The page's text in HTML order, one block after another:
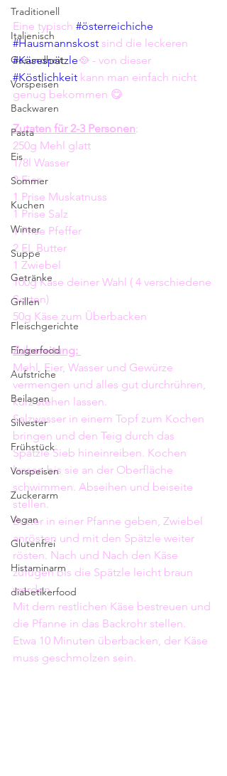
Traditionell
Italienisch
Gesundheit
Vorspeisen
Backwaren
Pasta
Eis
Sommer
Kuchen
Winter
Suppe
Getränke
Grillen
Fleischgerichte
Fingerfood
Aufstriche
Beilagen
Silvester
Frühstück
Vorspeisen
Zuckerarm
Vegan
Glutenfrei
Histaminarm
diabetikerfood
Eine typisch #österreichiche
#Hausmannskost sind die leckeren
#Käsespätzle🥘 - von dieser
#Köstlichkeit kann man einfach nicht
genug bekommen 😋
Zutaten für 2-3 Personen:
250g Mehl glatt
1/8l Wasser
3 Eier
1 Prise Muskatnuss
1 Prise Salz
1 Prise Pfeffer
2 EL Butter
1 Zwiebel
100g Käse deiner Wahl ( 4 verschiedene
Sorten)
50g Käse zum Überbacken
Zubereitung:
Mehl, Eier, Wasser und Gewürze
vermengen und alles gut durchrühren,
kurz stehen lassen.
Salzwasser in einem Topf zum Kochen
bringen und den Teig durch das
Spätzle Sieb hineinreiben. Kochen
lassen bis sie an der Oberfläche
schwimmen. Abseihen und beiseite
stellen.
Butter in einer Pfanne geben, Zwiebel
anrösten und mit den Spätzle weiter
rösten. Nach und Nach den Käse
zufügen bis die Spätzle leicht braun
werden.
Mit dem restlichen Käse bestreuen und
die Pfanne in das Backrohr stellen.
Etwa 10 Minuten überbacken, der Käse
muss geschmolzen sein.